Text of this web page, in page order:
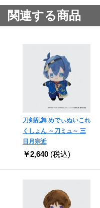
関連する商品
刀剣乱舞 めでぃぬいこれ
くしょん ～刀ミュ～ 三
日月宗近
￥2,640 (税込)